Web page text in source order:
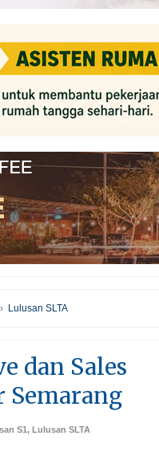
› Lulusan SLTA
dan Sales
Semarang
S1, Lulusan SLTA